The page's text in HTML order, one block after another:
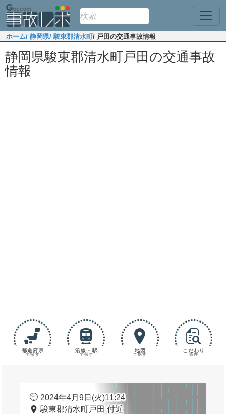
ホーム/ 静岡県/ 駿東郡清水町/ 戸田の交通事故情報
静岡県駿東郡清水町戸田の交通事故
情報
都道府県
で探す
沿線・駅
で探す
地図
で探す
こだわり
条件
2024年4月9日(火)11:24
駿東郡清水町戸田 付近